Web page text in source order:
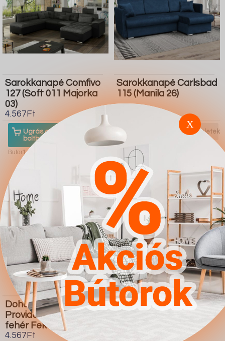
Sarokkanapé Comfivo
127 (Soft 011 Majorka
03)
4.567Ft
Ugrás a
boltba
Részletek
Butor1.hu
Sarokkanapé Carlsbad
115 (Manila 26)
Részletek
Butor1.hu
Dohányzóasztal
Providence 176 (Fényes
fehér Fekete)
4.567Ft
Sarokkanapé Comfivo
X